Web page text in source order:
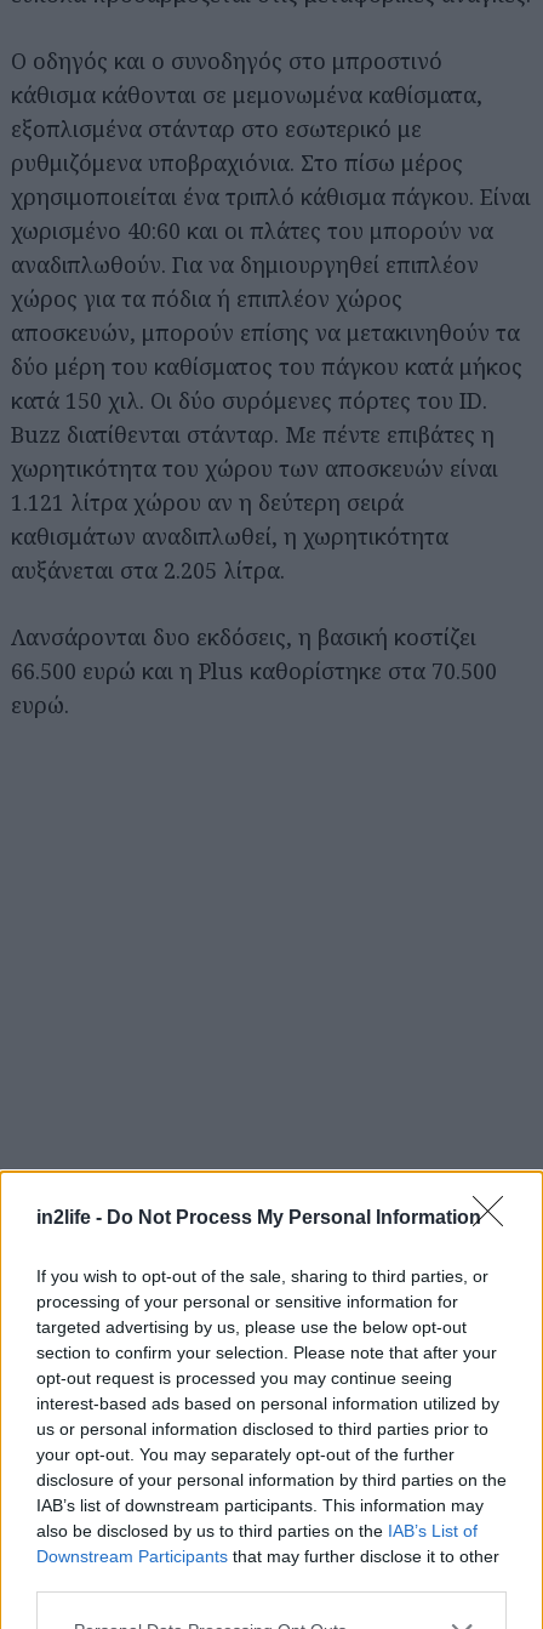
in2life - Do Not Process My Personal Information
If you wish to opt-out of the sale, sharing to third parties, or
processing of your personal or sensitive information for
targeted advertising by us, please use the below opt-out
section to confirm your selection. Please note that after your
opt-out request is processed you may continue seeing
interest-based ads based on personal information utilized by
us or personal information disclosed to third parties prior to
your opt-out. You may separately opt-out of the further
disclosure of your personal information by third parties on the
IAB’s list of downstream participants. This information may
also be disclosed by us to third parties on the IAB’s List of
Downstream Participants that may further disclose it to other
Please note that this website/app uses one or more Google
Ο οδηγός και ο συνοδηγός στο μπροστινό
κάθισμα κάθονται σε μεμονωμένα καθίσματα,
εξοπλισμένα στάνταρ στο εσωτερικό με
ρυθμιζόμενα υποβραχιόνια. Στο πίσω μέρος
χρησιμοποιείται ένα τριπλό κάθισμα πάγκου. Είναι
χωρισμένο 40:60 και οι πλάτες του μπορούν να
αναδιπλωθούν. Για να δημιουργηθεί επιπλέον
χώρος για τα πόδια ή επιπλέον χώρος
αποσκευών, μπορούν επίσης να μετακινηθούν τα
δύο μέρη του καθίσματος του πάγκου κατά μήκος
κατά 150 χιλ. Οι δύο συρόμενες πόρτες του ID.
Buzz διατίθενται στάνταρ. Με πέντε επιβάτες η
χωρητικότητα του χώρου των αποσκευών είναι
1.121 λίτρα χώρου αν η δεύτερη σειρά
καθισμάτων αναδιπλωθεί, η χωρητικότητα
αυξάνεται στα 2.205 λίτρα.
Λανσάρονται δυο εκδόσεις, η βασική κοστίζει
66.500 ευρώ και η Plus καθορίστηκε στα 70.500
ευρώ.